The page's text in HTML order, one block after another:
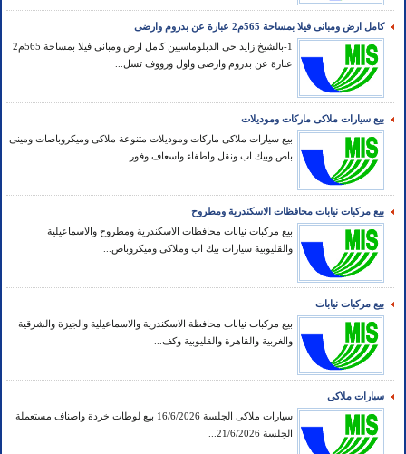
كامل ارض ومبانى فيلا بمساحة 565م2 عبارة عن بدروم وارضى
1-بالشيخ زايد حى الدبلوماسيين كامل ارض ومبانى فيلا بمساحة 565م2
عبارة عن بدروم وارضى واول ورووف تسل...
بيع سيارات ملاكى ماركات وموديلات
بيع سيارات ملاكى ماركات وموديلات متنوعة ملاكى وميكروباصات ومينى
باص وبيك اب ونقل واطفاء واسعاف وفور...
بيع مركبات نيابات محافظات الاسكندرية ومطروح
بيع مركبات نيابات محافظات الاسكندرية ومطروح والاسماعيلية
والقليوبية سيارات بيك اب وملاكى وميكروباص...
بيع مركبات نيابات
بيع مركبات نيابات محافظة الاسكندرية والاسماعيلية والجيزة والشرقية
والغربية والقاهرة والقليوبية وكف...
سيارات ملاكى
سيارات ملاكى الجلسة 16/6/2026 بيع لوطات خردة واصناف مستعملة
الجلسة 21/6/2026...